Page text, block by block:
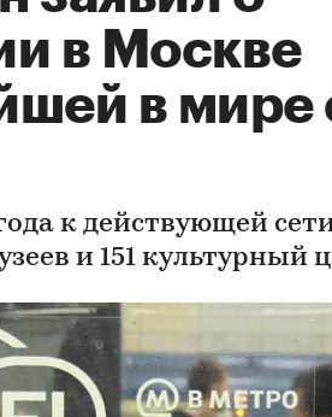
в Москве
в мире
к действующей
и 151 культурный